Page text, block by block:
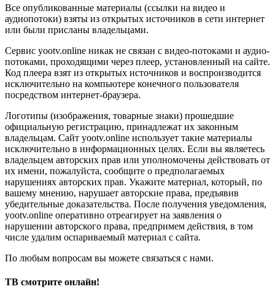
Все опубликованные материалы (ссылки на видео и
аудиопотоки) взяты из открытых источников в сети интернет
или были присланы владельцами.
Сервис yootv.online никак не связан с видео-потоками и аудио-
потоками, проходящими через плеер, установленный на сайте.
Код плеера взят из открытых источников и воспроизводится
исключительно на компьютере конечного пользователя
посредством интернет-браузера.
Логотипы (изображения, товарные знаки) прошедшие
официальную регистрацию, принадлежат их законным
владельцам. Сайт yootv.online использует такие материалы
исключительно в информационных целях. Если вы являетесь
владельцем авторских прав или уполномочены действовать от
их имени, пожалуйста, сообщите о предполагаемых
нарушениях авторских прав. Укажите материал, который, по
вашему мнению, нарушает авторские права, предъявив
убедительные доказательства. После получения уведомления,
yootv.online оперативно отреагирует на заявления о
нарушении авторского права, предпримем действия, в том
числе удалим оспариваемый материал с сайта.
По любым вопросам вы можете связаться с нами.
ТВ смотрите онлайн!